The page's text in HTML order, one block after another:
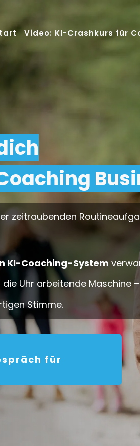
Video: KI-Crashkurs für
zeitraubenden
KI-Coaching-System
Uhr arbeitende Maschine
Stimme.
für